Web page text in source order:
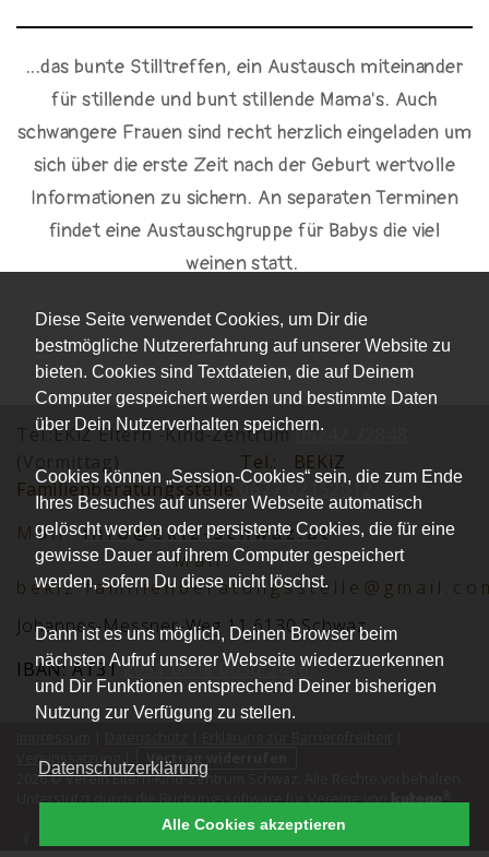
Diese Seite verwendet Cookies, um Dir die
bestmögliche Nutzererfahrung auf unserer Website zu
bieten. Cookies sind Textdateien, die auf Deinem
Computer gespeichert werden und bestimmte Daten
über Dein Nutzerverhalten speichern.
Cookies können „Session-Cookies“ sein, die zum Ende
Ihres Besuches auf unserer Webseite automatisch
gelöscht werden oder persistente Cookies, die für eine
gewisse Dauer auf ihrem Computer gespeichert
werden, sofern Du diese nicht löschst.
Dann ist es uns möglich, Deinen Browser beim
nächsten Aufruf unserer Webseite wiederzuerkennen
und Dir Funktionen entsprechend Deiner bisherigen
Nutzung zur Verfügung zu stellen.
Datenschutzerklärung
Alle Cookies akzeptieren
...das bunte Stilltreffen, ein Austausch miteinander
für stillende und bunt stillende Mama's. Auch
schwangere Frauen sind recht herzlich eingeladen um
sich über die erste Zeit nach der Geburt wertvolle
Informationen zu sichern. An separaten Terminen
findet eine Austauschgruppe für Babys die viel
weinen statt.
Tel.:EKiZ Eltern -Kind-Zentrum 05242 72848
Tel.:
BEKiZ
Familienberatungsstelle 0677 62152012
Mail: info@ekiz-schwaz.at
Mail:
Johannes-Messner-Weg 11 6130 Schwaz
IBAN: AT312051 0008 0030 2416
Vereinssatzung
|
Vertrag widerrufen
2026 © Verein Eltern-Kind-Zentrum Schwaz. Alle Rechte vorbehalten.
Unterstützt durch dieBuchungssoftware für Vereinevonkutego .